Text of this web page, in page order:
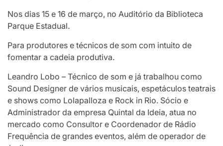
Nos dias 15 e 16 de março, no Auditório da Biblioteca
Parque Estadual.
Para produtores e técnicos de som com intuito de
fomentar a cadeia produtiva.
Leandro Lobo – Técnico de som e já trabalhou como
Sound Designer de vários musicais, espetáculos teatrais
e shows como Lolapalloza e Rock in Rio. Sócio e
Administrador da empresa Quintal da Ideia, atua no
mercado como Consultor e Coordenador de Rádio
Frequência de grandes eventos, além de operador de